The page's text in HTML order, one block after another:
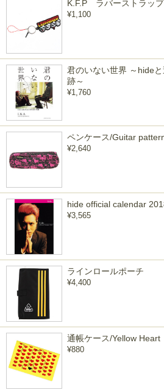
K.F.P ラバーストラップ
¥1,100
君のいない世界 ～hide
跡～
¥1,760
ペンケース/Guitar
¥2,640
hide official calendar
¥3,565
ラインロールポーチ
¥4,400
通帳ケース/Yellow Heart
¥880